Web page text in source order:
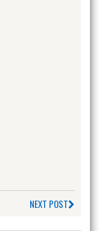
NEXT POST